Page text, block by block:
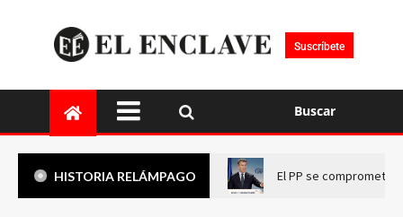
Suscríbete
Buscar
HISTORIA RELÁMPAGO El PP se compromete